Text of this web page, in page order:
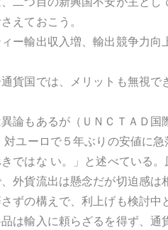
えておこう。
ー輸出収入増、輸出競争力
貨国では、メリットも無視
論もあるが（ＵＮＣＴＡＤ
ユーロで５年ぶりの安値に
ではな い。」と述べている
外貨流出は懸念だが切迫感
ずの構えで、利上げも検討中
は輸入に頼らざるを得ず、